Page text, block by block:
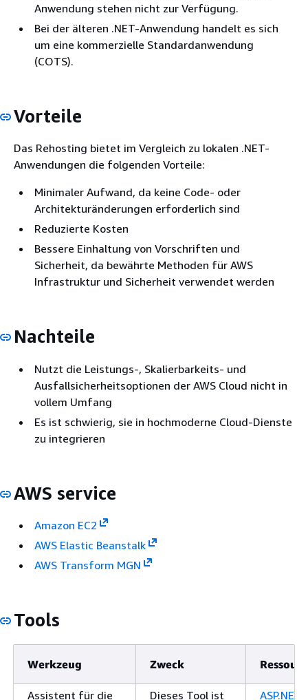
Anwendung stehen nicht zur Verfügung.
Bei der älteren .NET-Anwendung handelt es sich
um eine kommerzielle Standardanwendung
(COTS).
Vorteile
Das Rehosting bietet im Vergleich zu lokalen .NET-
Anwendungen die folgenden Vorteile:
Minimaler Aufwand, da keine Code- oder
Architekturänderungen erforderlich sind
Reduzierte Kosten
Bessere Einhaltung von Vorschriften und
Sicherheit, da bewährte Methoden für AWS
Infrastruktur und Sicherheit verwendet werden
Nachteile
Nutzt die Leistungs-, Skalierbarkeits- und
Ausfallsicherheitsoptionen der AWS Cloud nicht in
vollem Umfang
Es ist schwierig, sie in hochmoderne Cloud-Dienste
zu integrieren
AWS service
Amazon EC2
AWS Elastic Beanstalk
AWS Transform MGN
Tools
Werkzeug Zweck
Assistent für die Dieses Tool ist ASP.NET